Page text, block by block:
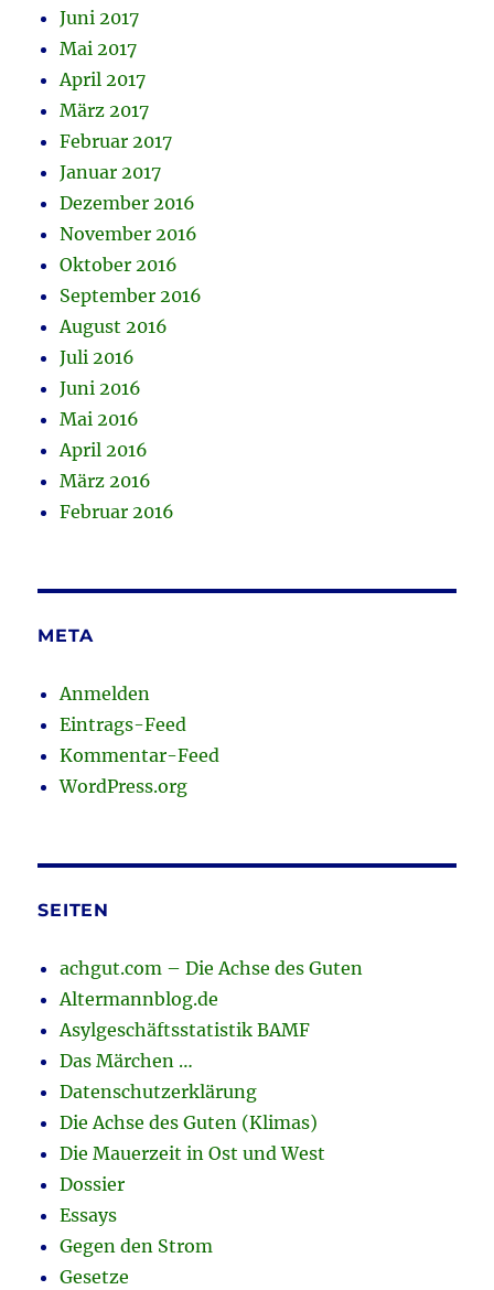
Juni 2017
Mai 2017
April 2017
März 2017
Februar 2017
Januar 2017
Dezember 2016
November 2016
Oktober 2016
September 2016
August 2016
Juli 2016
Juni 2016
Mai 2016
April 2016
März 2016
Februar 2016
META
Anmelden
Eintrags-Feed
Kommentar-Feed
WordPress.org
SEITEN
achgut.com – Die Achse des Guten
Altermannblog.de
Asylgeschäftsstatistik BAMF
Das Märchen …
Datenschutzerklärung
Die Achse des Guten (Klimas)
Die Mauerzeit in Ost und West
Dossier
Essays
Gegen den Strom
Gesetze